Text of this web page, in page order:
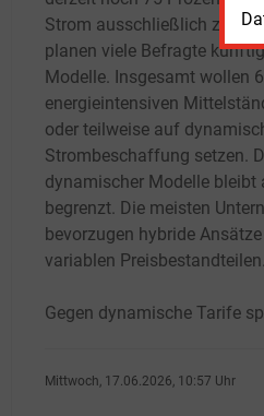
Strom ausschließlich zum
planen viele Befragte
Modelle. Insgesamt wollen
energieintensiven
oder teilweise auf
Strombeschaffung setzen.
dynamischer Modelle bleibt
begrenzt. Die meisten
bevorzugen hybride
variablen Preisbestandteilen.
Gegen dynamische Tarife
Mittwoch, 17.06.2026, 10:57 Uhr